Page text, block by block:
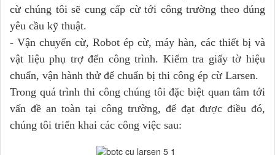
cừ chúng tôi sẽ cung cấp cừ tới công trường theo đúng
yêu cầu kỹ thuật.
- Vận chuyển cừ, Robot ép cừ, máy hàn, các thiết bị và
vật liệu phụ trợ đến công trình. Kiểm tra giấy tờ hiệu
chuẩn, vận hành thử để chuẩn bị thi công ép cừ Larsen.
Trong quá trình thi công chúng tôi đặc biệt quan tâm tới
vấn đề an toàn tại công tr­ường, để đạt được điều đó,
chúng tôi triển khai các công việc sau: